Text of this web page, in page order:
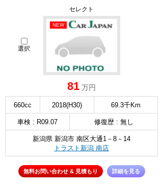
セレクト
選択
NEW
81 万円
660cc 2018(H30) 69.3千Km
車検 : R09.07 修復歴 : 無し
新潟県 新潟市 南区大通1－8－14
トラスト新潟 南店
無料お問い合わせ & 見積もり 詳細を見る